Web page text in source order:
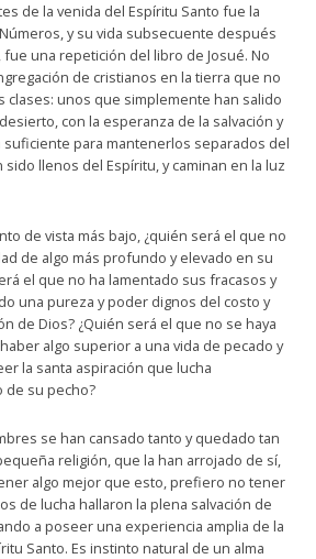
de la venida del Espíritu Santo fue la
y su vida subsecuente después
una repetición del libro de Josué. No
de cristianos en la tierra que no
clases: unos que simplemente han salido
con la esperanza de la salvación y
suficiente para mantenerlos separados del
llenos del Espíritu, y caminan en la luz
de vista más bajo, ¿quién será el que no
de algo más profundo y elevado en su
el que no ha lamentado sus fracasos y
una pureza y poder dignos del costo y
de Dios? ¿Quién será el que no se haya
algo superior a una vida de pecado y
la santa aspiración que lucha
de su pecho?
se han cansado tanto y quedado tan
religión, que la han arrojado de sí,
algo mejor que esto, prefiero no tener
de lucha hallaron la plena salvación de
a poseer una experiencia amplia de la
Santo. Es instinto natural de un alma